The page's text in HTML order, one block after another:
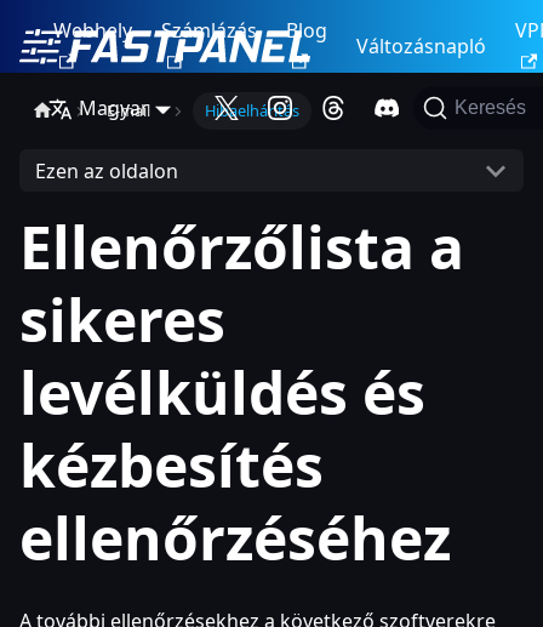
Webhely Számlázás Blog
Változásnapló
Magyar Keresés
E-mail Hibaelhárítás
Ezen az oldalon
Ellenőrzőlista a
sikeres
levélküldés és
kézbesítés
ellenőrzéséhez
A további ellenőrzésekhez a következő szoftverekre